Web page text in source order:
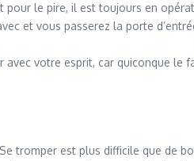
pour le pire, il est toujours en
et vous passerez la porte
votre esprit, car quiconque le
tromper est plus difficile que de